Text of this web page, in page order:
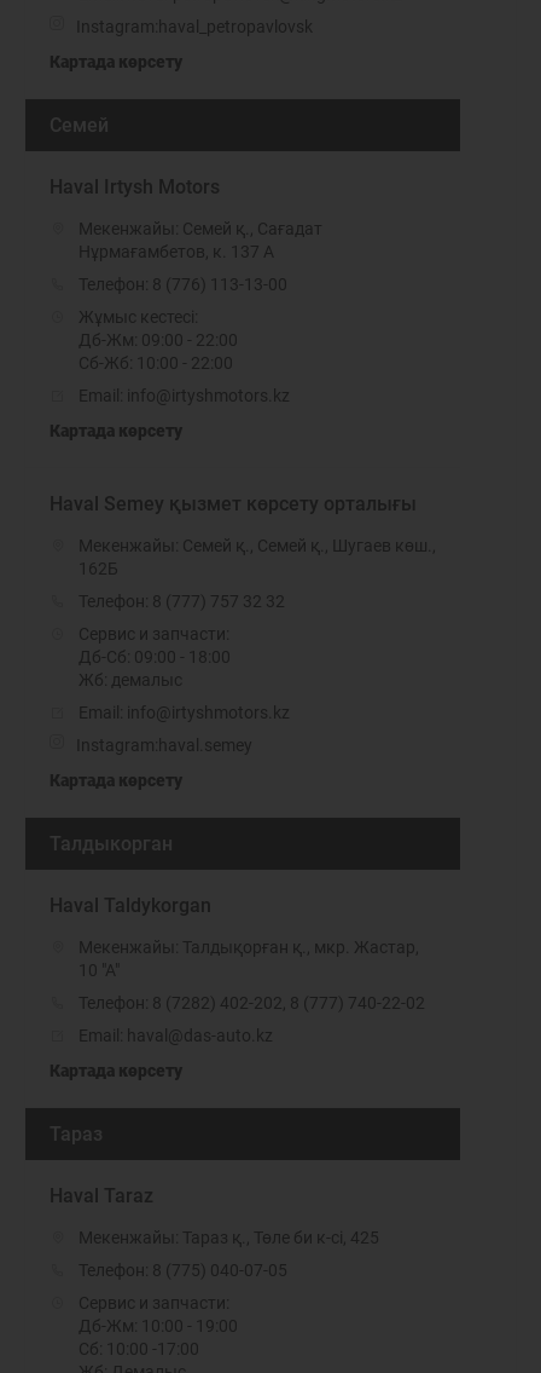
Instagram: haval_petropavlovsk
Картада көрсету
Семей
Haval Irtysh Motors
Мекенжайы: Семей қ., Сағадат
Нұрмағамбетов, к. 137 А
Телефон: 8 (776) 113-13-00
Жұмыс кестесі:
Дб-Жм: 09:00 - 22:00
Сб-Жб: 10:00 - 22:00
Email: info@irtyshmotors.kz
Картада көрсету
Haval Semey қызмет көрсету орталығы
Мекенжайы: Семей қ., Семей қ., Шугаев көш.,
162Б
Телефон: 8 (777) 757 32 32
Сервис и запчасти:
Дб-Сб: 09:00 - 18:00
Жб: демалыс
Email: info@irtyshmotors.kz
Instagram: haval.semey
Картада көрсету
Талдыкорган
Haval Taldykorgan
Мекенжайы: Талдықорған қ., мкр. Жастар,
10 "А"
Телефон: 8 (7282) 402-202 8 (777) 740-22-02
Email: haval@das-auto.kz
Картада көрсету
Тараз
Haval Taraz
Мекенжайы: Тараз қ., Төле би к-сі, 425
Телефон: 8 (775) 040-07-05
Сервис и запчасти:
Дб-Жм: 10:00 - 19:00
Сб: 10:00 -17:00